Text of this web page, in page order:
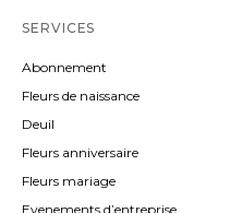
SERVICES
Abonnement
Fleurs de naissance
Deuil
Fleurs anniversaire
Fleurs mariage
Evenements d’entreprise